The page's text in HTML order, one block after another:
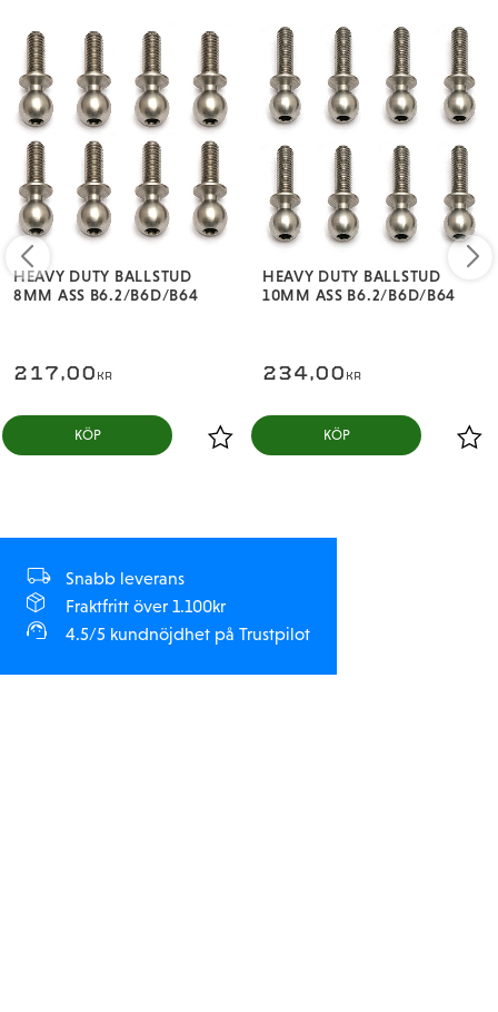
HEAVY DUTY BALLSTUD
8MM ASS B6.2/B6D/B64
217,00 KR
KÖP
HEAVY DUTY BALLSTUD
10MM ASS B6.2/B6D/B64
234,00 KR
KÖP
Snabb leverans
Fraktfritt över 1.100kr
4.5/5 kundnöjdhet på Trustpilot